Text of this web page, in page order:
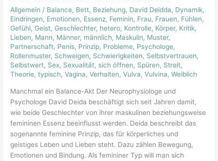
Allgemein / Balance, Bett, Beziehung, David Deidda, Dynamik,
Eindringen, Emotionen, Essenz, Feminin, Frau, Frauen, Fühlen,
Gefühl, Geist, Geschlechter, hetero, Kontrolle, Körper, Kritik,
Lieben, Mann, Männer, männlich, Maskulin, Muster,
Partnerschaft, Penis, Prinzip, Probleme, Psychologe,
Rollenmuster, Schweigen, Schwierigkeiten, Selbstvertrauen,
Selbstwert, Sex, Sexualität, sich öffnen, Spüren, Streit,
Theorie,typisch,Vagina,Verhalten,Vulva,Vulvina,Weiblich
Manchmal ein Balance-Akt Der Neurophysiologe und
Psychologe David Deida beschäftigt sich seit Jahren damit,
wie beide Geschlechter von ihrer maskulinen beziehungsweise
femininen Essenz beeinflusst werden. Deida beschreibt das
sogenannte feminine Prinzip, das für körperliches und
geistiges Leben und Lieben steht. Dazu zählen Bewegung,
Emotionen und Bindung. Als femininer Typ will man sich
und
Weibliche